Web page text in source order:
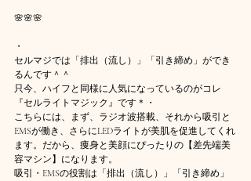
🌸🌸🌸
・
セルマジでは「排出（流し）」「引き締め」ができ
るんです＾＾
只今、ハイフと同様に人気になっているのがコレ
『セルライトマジック』です＊・
こちらには、まず、ラジオ波搭載、それから吸引と
EMSが働き、さらにLEDライトが美肌を促進してくれ
ます。だから、痩身と美顔にぴったりの【差先端美
容マシン】になります。
吸引・EMSの役割は「排出（流し）」「引き締め」